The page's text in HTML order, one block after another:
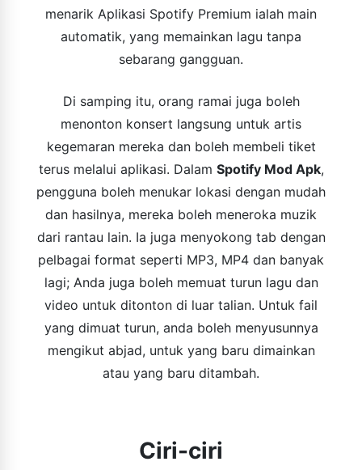
menarik Aplikasi Spotify Premium ialah main
automatik, yang memainkan lagu tanpa
sebarang gangguan.
Di samping itu, orang ramai juga boleh
menonton konsert langsung untuk artis
kegemaran mereka dan boleh membeli tiket
terus melalui aplikasi. Dalam Spotify Mod Apk,
pengguna boleh menukar lokasi dengan mudah
dan hasilnya, mereka boleh meneroka muzik
dari rantau lain. Ia juga menyokong tab dengan
pelbagai format seperti MP3, MP4 dan banyak
lagi; Anda juga boleh memuat turun lagu dan
video untuk ditonton di luar talian. Untuk fail
yang dimuat turun, anda boleh menyusunnya
mengikut abjad, untuk yang baru dimainkan
atau yang baru ditambah.
Ciri-ciri